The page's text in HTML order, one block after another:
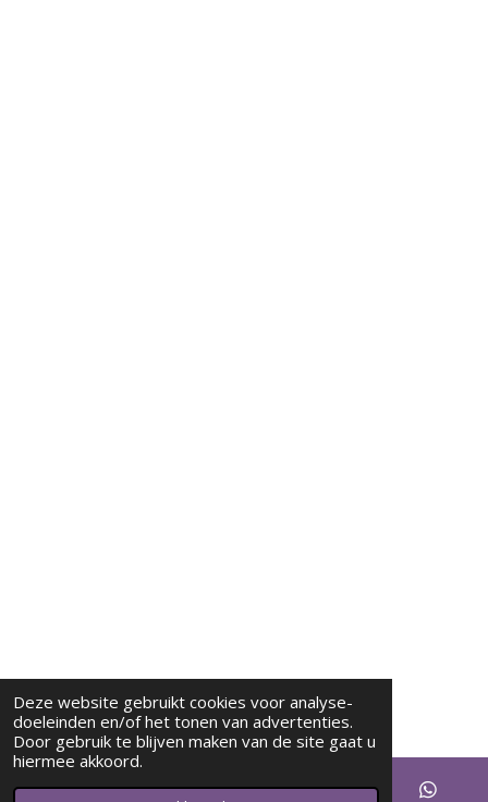
Deze website gebruikt cookies voor analyse-
doeleinden en/of het tonen van advertenties.
Door gebruik te blijven maken van de site gaat u
hiermee akkoord.